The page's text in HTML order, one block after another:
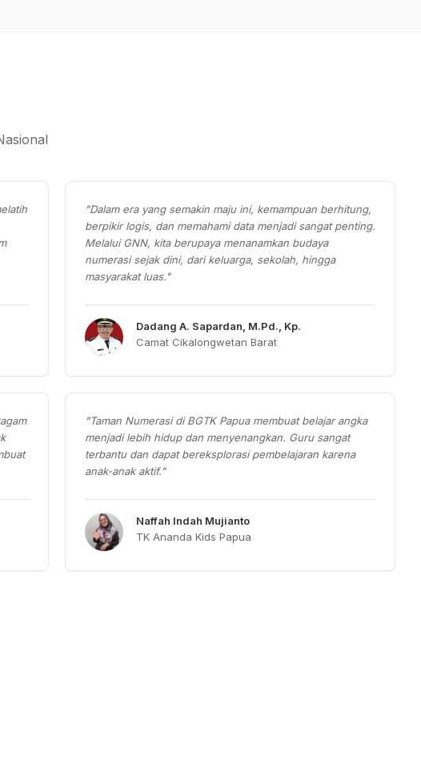
"Dalam era yang semakin maju ini, kemampuan berhitung,
berpikir logis, dan memahami data menjadi sangat penting.
Melalui GNN, kita berupaya menanamkan budaya
numerasi sejak dini, dari keluarga, sekolah, hingga
masyarakat luas."
Dadang A. Sapardan, M.Pd., Kp.
Camat Cikalongwetan Barat
"Taman Numerasi di BGTK Papua membuat belajar angka
menjadi lebih hidup dan menyenangkan. Guru sangat
terbantu dan dapat bereksplorasi pembelajaran karena
anak-anak aktif."
Naffah Indah Mujianto
TK Ananda Kids Papua